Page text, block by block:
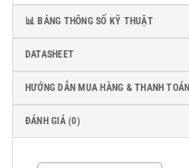
📊 BẢNG THÔNG SỐ KỸ THUẬT
DATASHEET
HƯỚNG DẪN MUA HÀNG & THANH TOÁN
ĐÁNH GIÁ (0)